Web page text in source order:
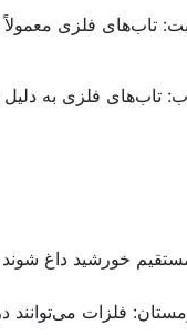
تاب‌های فلزی
تاب‌های فلزی به
خورشید داغ
فلزات می‌توانند